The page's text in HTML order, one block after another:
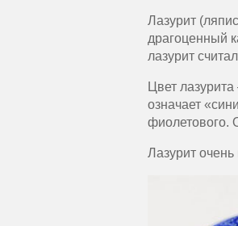
Лазурит
драгоценный
лазурит
Цвет
означает
фиолетового.
Лазурит